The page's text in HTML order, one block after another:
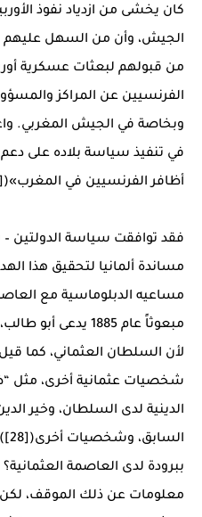
كان يخشى من ازدياد نفوذ
الجيش، وأن من السهل عليهم
من قبولهم لبعثات عسكرية
الفرنسيين عن المراكز
وبخاصة في الجيش المغربي.
في تنفيذ سياسة بلاده على دعم
أظافر الفرنسيين في المغرب»([27]).
فقد توافقت سياسة الدولتين –
مساندة ألمانيا لتحقيق هذا
مساعيه الدبلوماسية مع
مبعوثاً عام 1885
لأن السلطان العثماني، كما
شخصيات عثمانية أخرى، مثل
الدينية لدى السلطان، وخير
ببرودة لدى العاصمة العثمانية؟
معلومات عن ذلك الموقف، لكن